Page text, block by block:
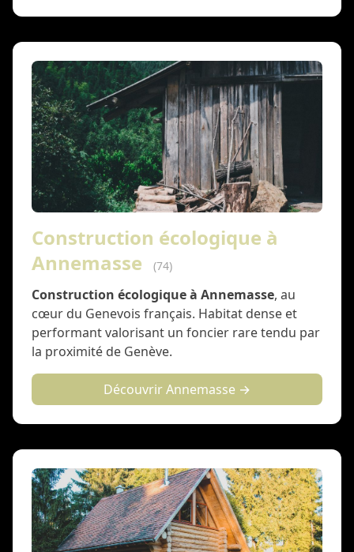
Construction écologique à
Annemasse
(74)
Construction écologique à Annemasse, au
cœur du Genevois français. Habitat dense et
performant valorisant un foncier rare tendu par
la proximité de Genève.
Découvrir Annemasse →